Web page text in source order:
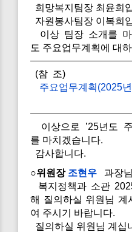
희망복지팀장 최윤희
자원봉사팀장 이복희
이상 팀장 소개를 마
도 주요업무계획에 대
(참 조)
주요업무계획(2025
이상으로 ’25년도
를 마치겠습니다.
감사합니다.
○위원장 조현우 과장
복지정책과 소관
해 질의하실 위원님 계
여 주시기 바랍니다.
질의하실 위원님 계십